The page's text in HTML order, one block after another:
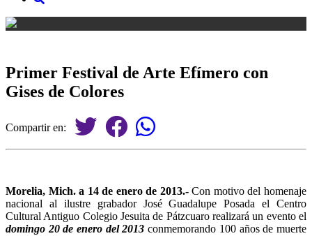
Primer Festival de Arte Efímero con
Gises de Colores
Compartir en:
Morelia, Mich. a 14 de enero de 2013.-Con motivo del homenaje
nacional al ilustre grabador José Guadalupe Posada el Centro
Cultural Antiguo Colegio Jesuita de Pátzcuaro realizará un evento el
domingo 20 de enero del 2013 conmemorando 100 años de muerte